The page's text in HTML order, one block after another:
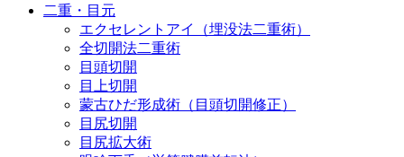
二重・目元
エクセレントアイ（埋没法二重術）
全切開法二重術
目頭切開
目上切開
蒙古ひだ形成術（目頭切開修正）
目尻切開
目尻拡大術